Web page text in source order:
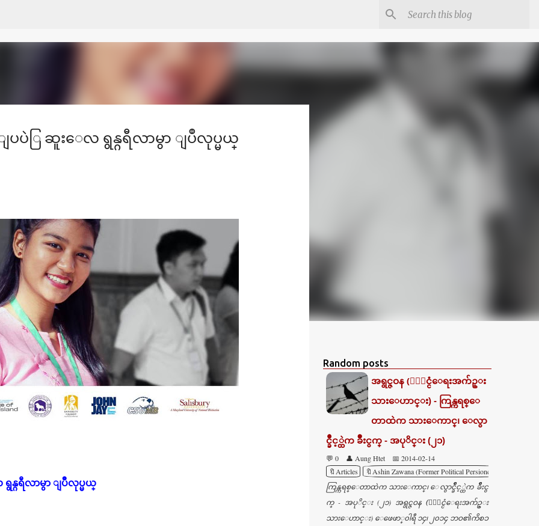
ပပဲြ ဆူးေလ ရွန္ဂရီလာမွာ ျပဳလုပ္မယ္
ဂရီလာမွာ ျပဳလုပ္မယ္
Random posts
အရွင္ဇဝန (ႏိုင္ငံေရးအက်ဥ္း
သားေဟာင္း) - ကြန္ကရစ္ေ
တာထဲက သားေကာင္၊ ေလွာ
င္ခ်ဳိင့္ထဲက ခ်ဳိးငွက္ - အပုိင္း (၂၁)
💬 0 👤 Aung Htet
📅 2014-02-14
🔖Articles
🔖Ashin Zawana (Former Political Persioner)
ကြန္ကရစ္ေတာထဲက သားေကာင္၊ ေလွာင္ခ်ဳိင့္ထဲက ခ်ဳိးငွ
က္ - အပုိင္း (၂၁) အရွင္ဇဝန (ႏိုင္ငံေရးအက်ဥ္း
သားေဟာင္း) ေဖေဖာ္၀ါရီ ၁၄၊ ၂၀၁၄ ဘဝ၏ကိစၥ